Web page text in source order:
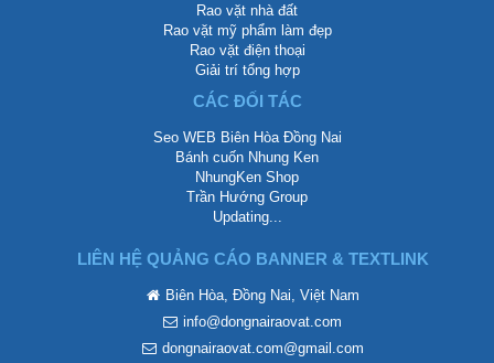
Rao vặt nhà đất
Rao vặt mỹ phẩm làm đẹp
Rao vặt điện thoại
Giải trí tổng hợp
CÁC ĐỐI TÁC
Seo WEB Biên Hòa Đồng Nai
Bánh cuốn Nhung Ken
NhungKen Shop
Trần Hướng Group
Updating...
LIÊN HỆ QUẢNG CÁO BANNER & TEXTLINK
Biên Hòa, Đồng Nai, Việt Nam
info@dongnairaovat.com
dongnairaovat.com@gmail.com